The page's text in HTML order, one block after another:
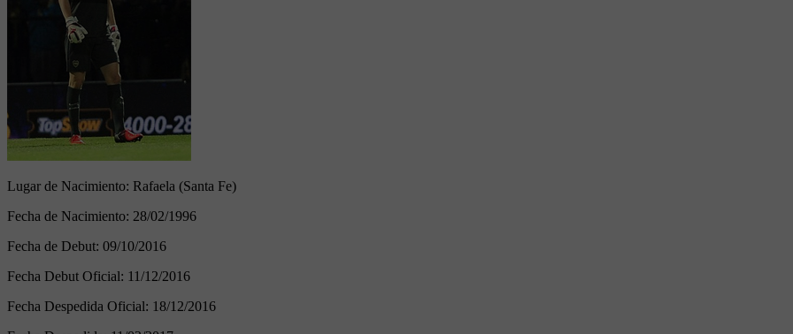
Lugar de Nacimiento: Rafaela (Santa Fe)
Fecha de Nacimiento: 28/02/1996
Fecha de Debut: 09/10/2016
Fecha Debut Oficial: 11/12/2016
Fecha Despedida Oficial: 18/12/2016